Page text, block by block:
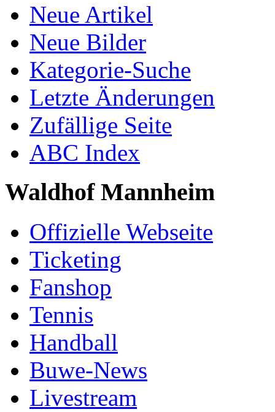
Neue Artikel
Neue Bilder
Kategorie-Suche
Letzte Änderungen
Zufällige Seite
ABC Index
Waldhof Mannheim
Offizielle Webseite
Ticketing
Fanshop
Tennis
Handball
Buwe-News
Livestream